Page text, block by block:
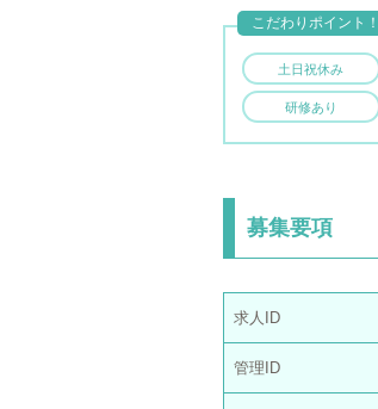
土日祝休み
研修あり
こだわりポイント！
募集要項
求人ID
管理ID